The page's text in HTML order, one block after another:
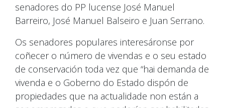
senadores do PP lucense José Manuel
Barreiro, José Manuel Balseiro e Juan Serrano.
Os senadores populares interesáronse por
coñecer o número de vivendas e o seu estado
de conservación toda vez que “hai demanda de
vivenda e o Goberno do Estado dispón de
propiedades que na actualidade non están a